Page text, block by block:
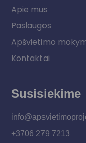
Apie mus
Paslaugos
Apšvietimo
Kontaktai
Susisiekime
+3706 279 7213